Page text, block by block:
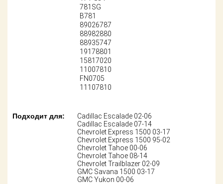
781SG
B781
89026787
88982880
88935747
19178801
15817020
11007810
FN0705
11107810
Подходит для:
Cadillac Escalade 02-06
Cadillac Escalade 07-14
Chevrolet Express 1500 03-17
Chevrolet Express 1500 95-02
Chevrolet Tahoe 00-06
Chevrolet Tahoe 08-14
Chevrolet Trailblazer 02-09
GMC Savana 1500 03-17
GMC Yukon 00-06